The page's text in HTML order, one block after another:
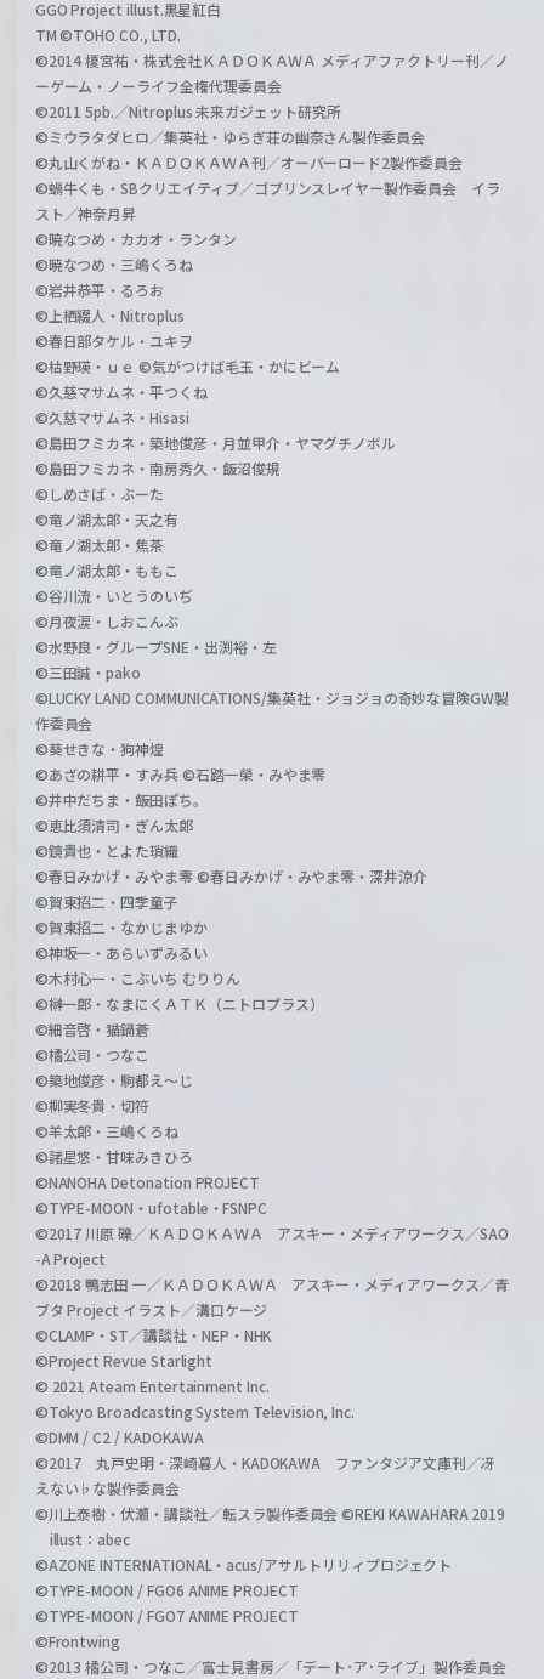
GGO Project illust.黒星紅白
TM ©TOHO CO., LTD.
©2014 榎宮祐・株式会社ＫＡＤＯＫＡＷＡ メディアファクトリー刊／ノ
ーゲーム・ノーライフ全権代理委員会
©2011 5pb.／Nitroplus 未来ガジェット研究所
©ミウラタダヒロ／集英社・ゆらぎ荘の幽奈さん製作委員会
©丸山くがね・ＫＡＤＯＫＡＷＡ刊／オーバーロード2製作委員会
©蝸牛くも・SBクリエイティブ／ゴブリンスレイヤー製作委員会 イラ
スト／神奈月昇
©暁なつめ・カカオ・ランタン
©暁なつめ・三嶋くろね
©岩井恭平・るろお
©上栖綴人・Nitroplus
©春日部タケル・ユキヲ
©枯野瑛・ｕｅ ©気がつけば毛玉・かにビーム
©久慈マサムネ・平つくね
©久慈マサムネ・Hisasi
©島田フミカネ・築地俊彦・月並甲介・ヤマグチノボル
©島田フミカネ・南房秀久・飯沼俊規
©しめさば・ぶーた
©竜ノ湖太郎・天之有
©竜ノ湖太郎・焦茶
©竜ノ湖太郎・ももこ
©谷川流・いとうのいぢ
©月夜涙・しおこんぶ
©水野良・グループSNE・出渕裕・左
©三田誠・pako
©LUCKY LAND COMMUNICATIONS/集英社・ジョジョの奇妙な冒険GW製
作委員会
©葵せきな・狗神煌
©あざの耕平・すみ兵 ©石踏一榮・みやま零
©井中だちま・飯田ぽち。
©恵比須清司・ぎん太郎
©鏡貴也・とよた瑣織
©春日みかげ・みやま零 ©春日みかげ・みやま零・深井涼介
©賀東招二・四季童子
©賀東招二・なかじまゆか
©神坂一・あらいずみるい
©木村心一・こぶいち むりりん
©榊一郎・なまにくＡＴＫ（ニトロプラス）
©細音啓・猫鍋蒼
©橘公司・つなこ
©築地俊彦・駒都え～じ
©柳実冬貴・切符
©羊太郎・三嶋くろね
©諸星悠・甘味みきひろ
©NANOHA Detonation PROJECT
©TYPE-MOON・ufotable・FSNPC
©2017 川原 礫／ＫＡＤＯＫＡＷＡ アスキー・メディアワークス／SAO
-A Project
©2018 鴨志田 一／ＫＡＤＯＫＡＷＡ アスキー・メディアワークス／青
ブタ Project イラスト／溝口ケージ
©CLAMP・ST／講談社・NEP・NHK
©Project Revue Starlight
© 2021 Ateam Entertainment Inc.
©Tokyo Broadcasting System Television, Inc.
©DMM / C2 / KADOKAWA
©2017 丸戸史明・深崎暮人・KADOKAWA ファンタジア文庫刊／冴
えない♭な製作委員会
©川上泰樹・伏瀬・講談社／転スラ製作委員会 ©REKI KAWAHARA 2019
illust：abec
©AZONE INTERNATIONAL・acus/アサルトリリィプロジェクト
©TYPE-MOON / FGO6 ANIME PROJECT
©TYPE-MOON / FGO7 ANIME PROJECT
©Frontwing
©2013 橘公司・つなこ／富士見書房／「デート･ア･ライブ」製作委員会